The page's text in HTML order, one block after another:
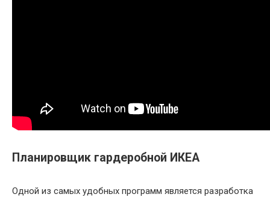
Планировщик гардеробной ИКЕА
Одной из самых удобных программ является разработка